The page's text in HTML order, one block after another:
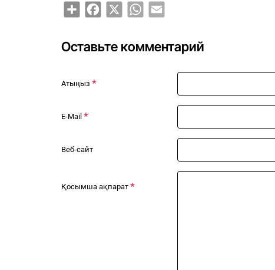
Share Facebook WhatsApp
Оставьте комментарий
Атыңыз
E-Mail
Веб-сайт
Қосымша ақпарат